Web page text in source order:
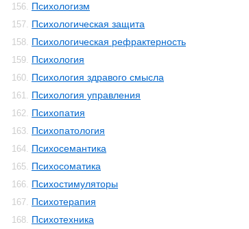
156. Психологизм
157. Психологическая защита
158. Психологическая рефрактерность
159. Психология
160. Психология здравого смысла
161. Психология управления
162. Психопатия
163. Психопатология
164. Психосемантика
165. Психосоматика
166. Психостимуляторы
167. Психотерапия
168. Психотехника